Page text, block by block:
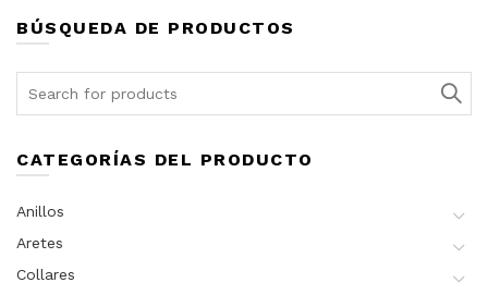
BÚSQUEDA DE PRODUCTOS
CATEGORÍAS DEL PRODUCTO
Anillos
Aretes
Collares